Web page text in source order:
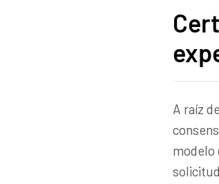
A raíz
modelo